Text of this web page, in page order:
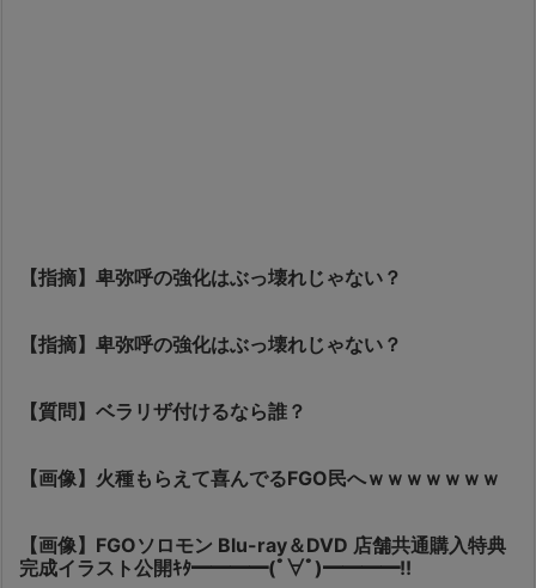
【指摘】卑弥呼の強化はぶっ壊れじゃない？
【指摘】卑弥呼の強化はぶっ壊れじゃない？
【質問】ベラリザ付けるなら誰？
【画像】火種もらえて喜んでるFGO民へｗｗｗｗｗｗｗ
【画像】FGOソロモン Blu-ray＆DVD 店舗共通購入特典
完成イラスト公開ｷﾀ━━━━(ﾟ∀ﾟ)━━━━!!